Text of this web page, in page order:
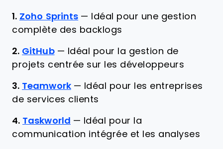
1. Zoho Sprints —
Idéal pour une gestion
complète des backlogs
2. GitHub — Idéal pour la gestion de
projets centrée sur les développeurs
3. Teamwork — Idéal pour les entreprises
de services clients
4. Taskworld — Idéal pour la
communication intégrée et les analyses